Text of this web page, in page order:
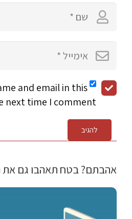
and email in this
next time I comment.
להגיב
אהבתם? בטח תאהבו גם